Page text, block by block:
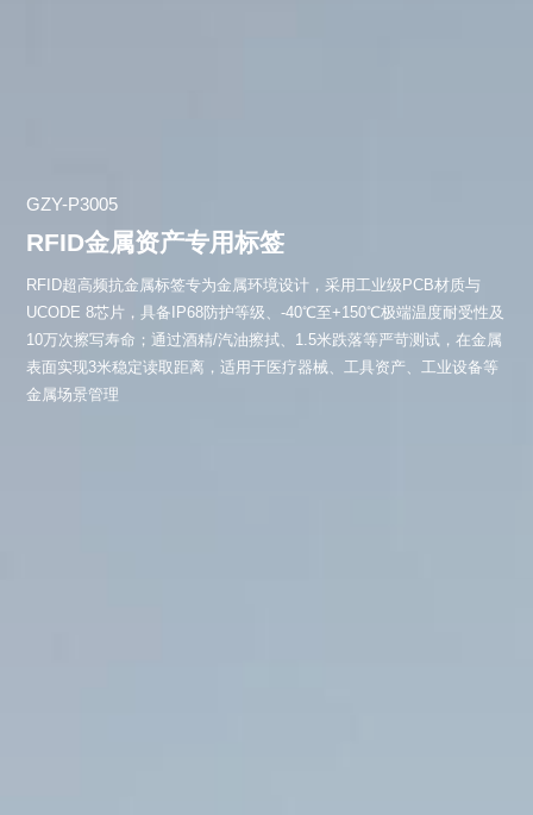
GZY-P3005
RFID金属资产专用标签
RFID超高频抗金属标签专为金属环境设计，采用工业级PCB材质与
UCODE 8芯片，具备IP68防护等级、-40℃至+150℃极端温度耐受性及
10万次擦写寿命；通过酒精/汽油擦拭、1.5米跌落等严苛测试，在金属
表面实现3米稳定读取距离，适用于医疗器械、工具资产、工业设备等
金属场景管理